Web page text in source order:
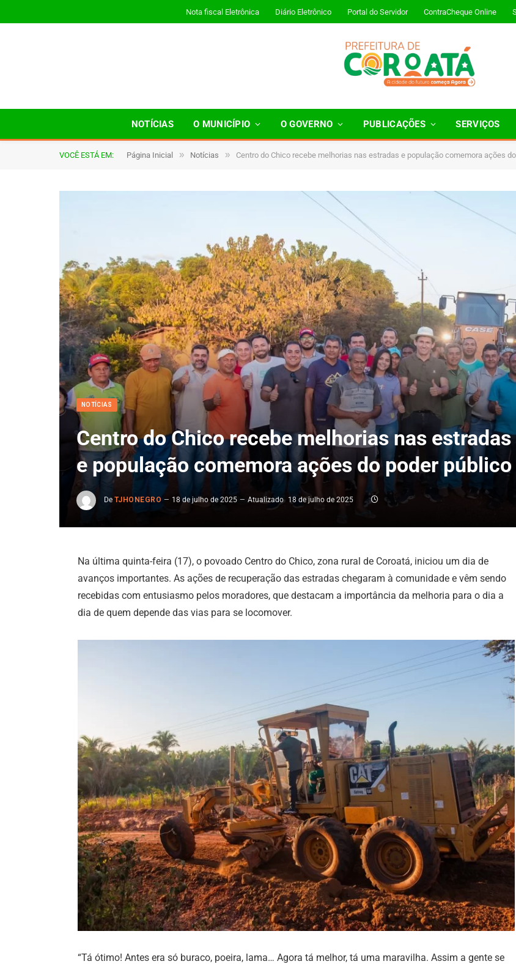
Nota fiscal Eletrônica Diário Eletrônico Portal do Servidor ContraCheque Online
NOTÍCIAS O MUNICÍPIO O GOVERNO PUBLICAÇÕES SERVIÇOS
VOCÊ ESTÁ EM: Página Inicial » Notícias » Centro do Chico recebe melhorias nas estradas e população comemora ações
NOTÍCIAS
Centro do Chico recebe melhorias nas estradas
e população comemora ações do poder público
De TJHONEGRO 18 de julho de 2025 Atualizado 18 de julho de 2025
Na última quinta-feira (17), o povoado Centro do Chico, zona rural de Coroatá, iniciou um dia de
avanços importantes. As ações de recuperação das estradas chegaram à comunidade e vêm sendo
recebidas com entusiasmo pelos moradores, que destacam a importância da melhoria para o dia a
dia de quem depende das vias para se locomover.
“Tá ótimo! Antes era só buraco, poeira, lama… Agora tá melhor, tá uma maravilha. Assim a gente se